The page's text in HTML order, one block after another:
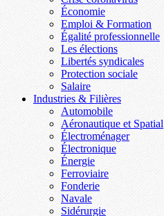
Économie
Emploi & Formation
Égalité professionnelle
Les élections
Libertés syndicales
Protection sociale
Salaire
Industries & Filières
Automobile
Aéronautique et Spatial
Électroménager
Électronique
Énergie
Ferroviaire
Fonderie
Navale
Sidérurgie